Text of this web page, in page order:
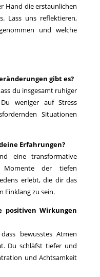
Hand die erstaunlichen
Lass uns reflektieren,
und welche
gibt es?
du insgesamt ruhiger
weniger auf Stress
Situationen
Erfahrungen?
eine transformative
der tiefen
erlebt, die dir das
Einklang zu sein.
positiven Wirkungen
bewusstes Atmen
Du schläfst tiefer und
und Achtsamkeit